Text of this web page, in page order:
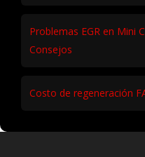
Problemas EGR en Mini
Consejos
Costo de regeneración